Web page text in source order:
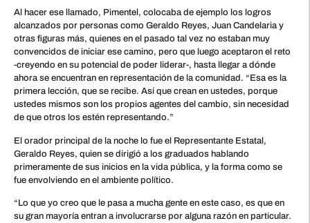
Al hacer ese llamado, Pimentel, colocaba de ejemplo los logros
alcanzados por personas como Geraldo Reyes, Juan Candelaria y
otras figuras más, quienes en el pasado tal vez no estaban muy
convencidos de iniciar ese camino, pero que luego aceptaron el reto
-creyendo en su potencial de poder liderar-, hasta llegar a dónde
ahora se encuentran en representación de la comunidad. “Esa es la
primera lección, que se recibe. Así que crean en ustedes, porque
ustedes mismos son los propios agentes del cambio, sin necesidad
de que otros los estén representando.”
El orador principal de la noche lo fue el Representante Estatal,
Geraldo Reyes, quien se dirigió a los graduados hablando
primeramente de sus inicios en la vida pública, y la forma como se
fue envolviendo en el ambiente político.
“Lo que yo creo que le pasa a mucha gente en este caso, es que en
su gran mayoría entran a involucrarse por alguna razón en particular.